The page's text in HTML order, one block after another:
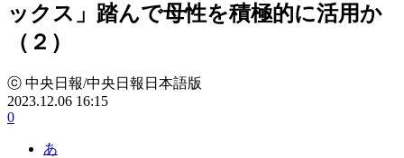
ックス」踏んで母性を積極的に活用か
（２）
ⓒ 中央日報/中央日報日本語版
2023.12.06 16:15
0
あ